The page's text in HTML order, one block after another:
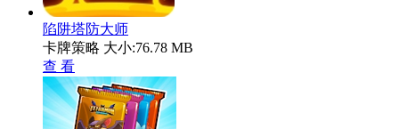
陷阱塔防大师
卡牌策略 大小:76.78 MB
查 看